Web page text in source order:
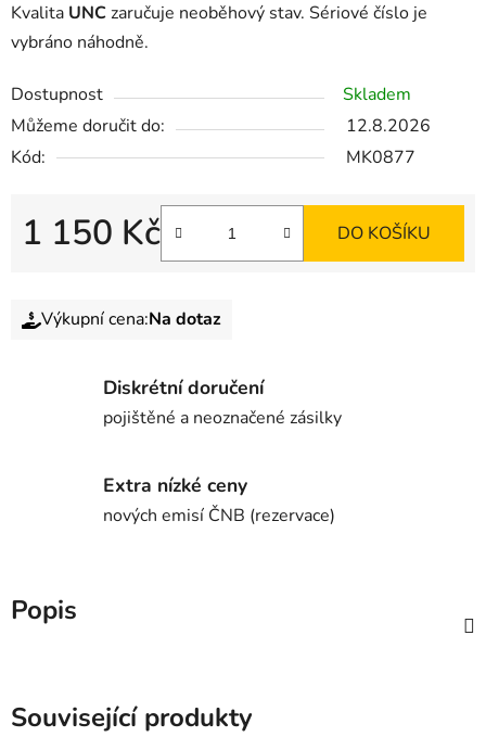
Kvalita UNCzaručuje neoběhový stav. Sériové číslo je
vybráno náhodně.
Dostupnost
Skladem
Můžeme doručit do:
12.8.2026
Kód:
MK0877
1 150 Kč DO KOŠÍKU
Výkupní cena:Na dotaz
Diskrétní doručení
pojištěné a neoznačené zásilky
Extra nízké ceny
nových emisí ČNB (rezervace)
Popis
Související produkty